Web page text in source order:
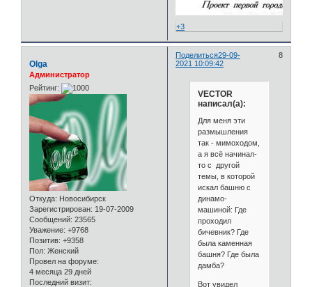
+3
Поделиться 8
29-09-
2021 10:09:42
Olga
Администратор
Рейтинг:
Откуда: Новосибирск
Зарегистрирован: 19-07-2009
Сообщений: 23565
Уважение: +9768
Позитив: +9358
Пол: Женский
Провел на форуме:
4 месяца 29 дней
Последний визит:
VECTOR
написал(а):
Для меня эти
размышления
так - мимоходом,
а я всё начинал-
то с другой
темы, в которой
искал башню с
динамо-
машиной: Где
проходил
бичевник? Где
была каменная
башня? Где была
дамба?
Вот увидел